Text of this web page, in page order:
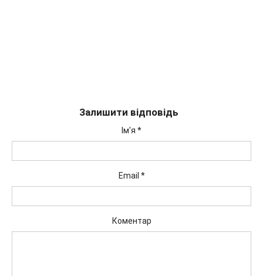
Залишити відповідь
Ім'я *
Email *
Коментар